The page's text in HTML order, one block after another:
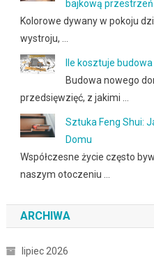
bajkową przestrzeń
Kolorowe dywany w pokoju
wystroju, …
Ile kosztuje
Budowa nowego
przedsięwzięć, z jakimi …
Sztuka Feng Shui:
Domu
Współczesne życie często
naszym otoczeniu …
ARCHIWA
lipiec 2026